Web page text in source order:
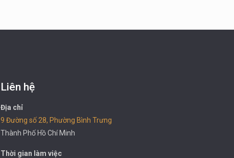
Liên hệ
Địa chỉ
9 Đường số 28, Phường Bình Trưng
Thành Phố Hồ Chí Minh
Thời gian làm việc